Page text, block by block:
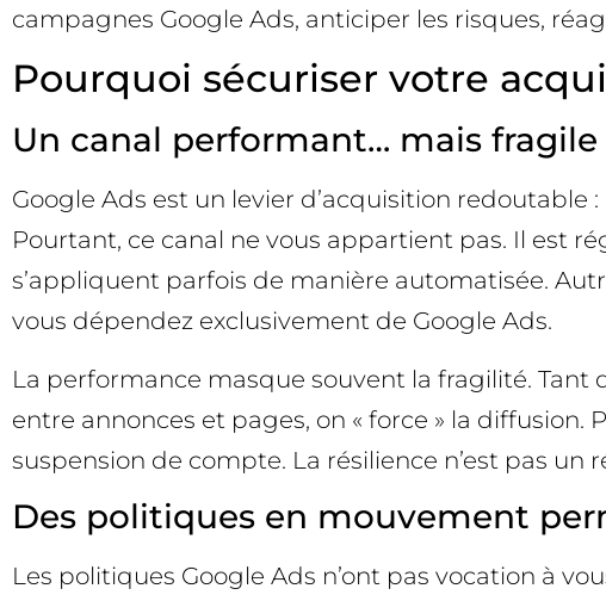
campagnes Google Ads, anticiper les risques,
Pourquoi sécuriser votre
Un canal performant… mais fragile
Google Ads est un levier d’acquisition
Pourtant, ce canal ne vous appartient pas. Il est
s’appliquent parfois de manière automatisée.
vous dépendez exclusivement de Google Ads.
La performance masque souvent la fragilité. Tant
entre annonces et pages, on « force » la
suspension de compte. La résilience n’est pas un
Des politiques en mouvement
Les politiques Google Ads n’ont pas vocation à